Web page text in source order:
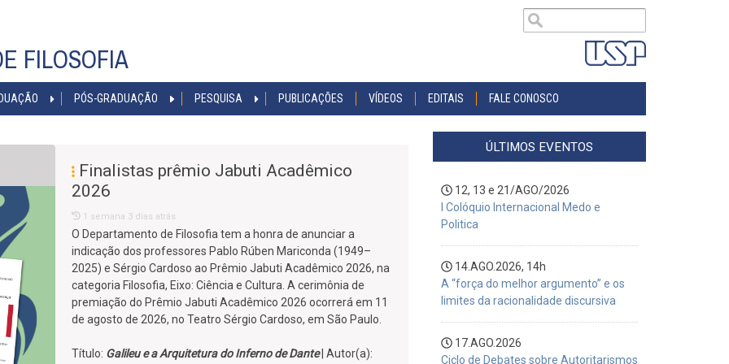
FILOSOFIA
PÓS-GRADUAÇÃO PESQUISA PUBLICAÇÕES VÍDEOS EDITAIS FALE CONOSCO
Finalistas prêmio Jabuti Acadêmico
2026
1 semana 3 dias atrás
O Departamento de Filosofia tem a honra de anunciar a
indicação dos professores Pablo Rúben Mariconda (1949–
2025) e Sérgio Cardoso ao Prêmio Jabuti Acadêmico 2026, na
categoria Filosofia, Eixo: Ciência e Cultura. A cerimônia de
premiação do Prêmio Jabuti Acadêmico 2026 ocorrerá em 11
de agosto de 2026, no Teatro Sérgio Cardoso, em São Paulo.
Título: Galileu e a Arquitetura do Inferno de Dante| Autor(a):
ÚLTIMOS EVENTOS
12, 13 e 21/AGO/2026
I Colóquio Internacional Medo e
Politica
14.AGO.2026, 14h
A “força do melhor argumento” e os
limites da racionalidade discursiva
17.AGO.2026
Ciclo de Debates sobre Autoritarismos